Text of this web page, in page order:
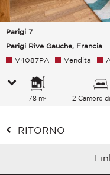
Parigi 7
Parigi Rive Gauche, Francia
V4087PA Vendita
78 m² 2 Camere
RITORNO